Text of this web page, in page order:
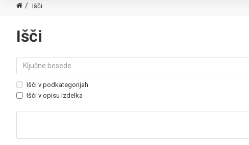
Išči
Išči
Išči v podkategorijah
Išči v opisu izdelka